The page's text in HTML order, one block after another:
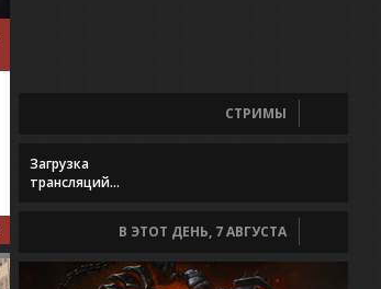
СТРИМЫ
Загрузка
трансляций...
В ЭТОТ ДЕНЬ, 7 АВГУСТА